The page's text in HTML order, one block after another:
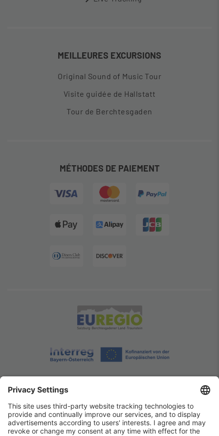
MEILLEURES EXCURSIONS
Original Sound of Music Tour
Visite guidée de Hallstatt
Tour de Berchtesgaden
MÉTHODES DE PAIEMENT